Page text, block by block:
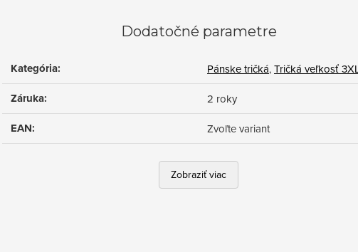
Dodatočné parametre
Kategória: Pánske tričká,Tričká veľkosť
Záruka: 2 roky
EAN: Zvoľte variant
Zobraziť viac